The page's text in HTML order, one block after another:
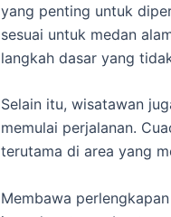
yang penting untuk
sesuai untuk medan
langkah dasar yang
Selain itu, wisatawan
memulai perjalanan.
terutama di area yang
Membawa